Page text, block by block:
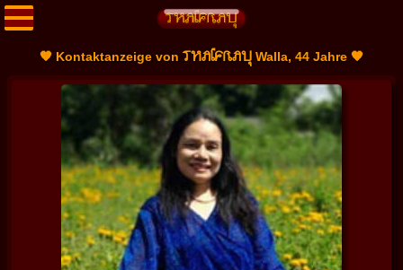
🧡 Kontaktanzeige vonTHAIFRAU Walla, 44 Jahre 🧡